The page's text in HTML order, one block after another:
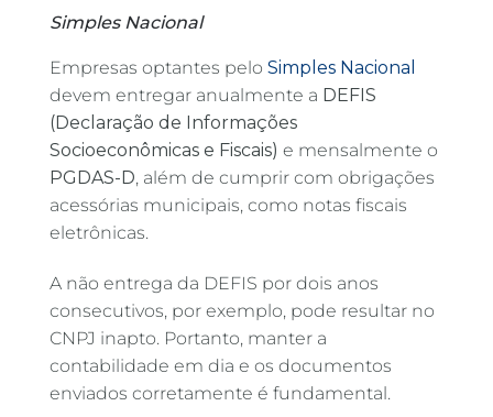
Simples Nacional
Empresas optantes pelo Simples Nacional
devem entregar anualmente a DEFIS
(Declaração de Informações
Socioeconômicas e Fiscais) e mensalmente o
PGDAS-D, além de cumprir com obrigações
acessórias municipais, como notas fiscais
eletrônicas.
A não entrega da DEFIS por dois anos
consecutivos, por exemplo, pode resultar no
CNPJ inapto. Portanto, manter a
contabilidade em dia e os documentos
enviados corretamente é fundamental.